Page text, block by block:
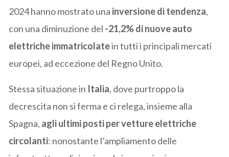
2024 hanno mostrato una inversione di tendenza,
con una diminuzione del -21,2% di nuove auto
elettriche immatricolatein tutti i principali mercati
europei, ad eccezione del Regno Unito.
Stessa situazione in Italia, dove purtroppo la
decrescita non si ferma e ci relega, insieme alla
Spagna, agli ultimi posti per vetture elettriche
circolanti: nonostante l’ampliamento delle